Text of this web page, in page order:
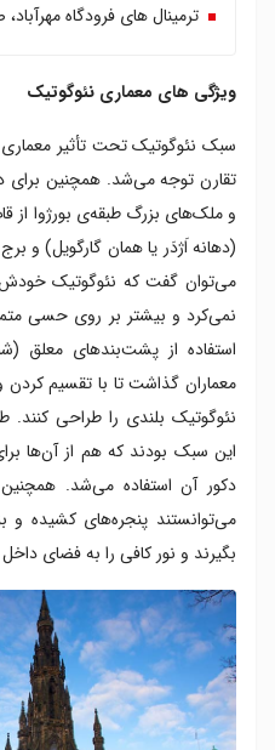
ترمینال های فرودگاه
ویژگی های معماری نئوگوتیک
سبک نئوگوتیک تحت تأثیر
تقارن توجه می‌شد. همچنین برای
و ملک‌های بزرگ طبقه‌ی بورژوا از
(دهانه‌ اَژدَر یا همان گارگویل) و
می‌توان گفت که نئوگوتیک خودش
نمی‌کرد و بیشتر بر روی حسی
استفاده از پشت‌بندهای معلق
معماران گذاشت تا با تقسیم کردن
نئوگوتیک بلندی را طراحی کنند.
این سبک بودند که هم از آن‌ها
دکور آن استفاده می‌شد.
می‌توانستند پنجره‌های کشیده و
بگیرند و نور کافی را به فضای داخل